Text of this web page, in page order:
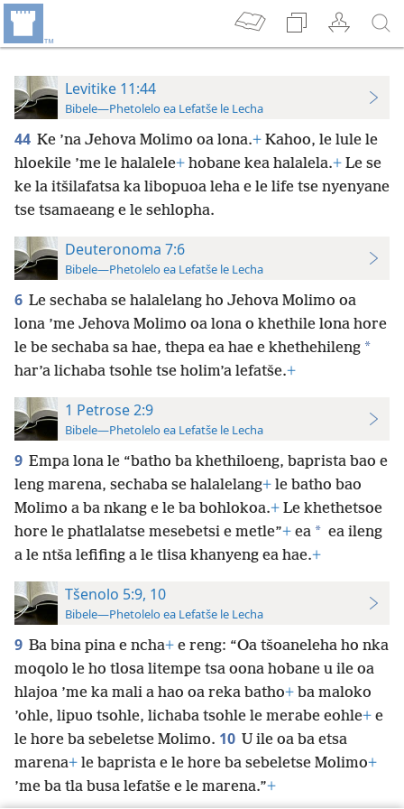
Levitike 11:44
Bibele—Phetolelo ea Lefatše le Lecha
44 Ke ’na Jehova Molimo oa lona.+ Kahoo, le lule le
hloekile ’me le halalele+ hobane kea halalela.+ Le se
ke la itšilafatsa ka libopuoa leha e le life tse nyenyane
tse tsamaeang e le sehlopha.
Deuteronoma 7:6
Bibele—Phetolelo ea Lefatše le Lecha
6 Le sechaba se halalelang ho Jehova Molimo oa
lona ’me Jehova Molimo oa lona o khethile lona hore
le be sechaba sa hae, thepa ea hae e khethehileng *
har’a lichaba tsohle tse holim’a lefatše.+
1 Petrose 2:9
Bibele—Phetolelo ea Lefatše le Lecha
9 Empa lona le “batho ba khethiloeng, baprista bao e
leng marena, sechaba se halalelang+ le batho bao
Molimo a ba nkang e le ba bohlokoa.+ Le khethetsoe
hore le phatlalatse mesebetsi e metle”+ ea * ea ileng
a le ntša lefifing a le tlisa khanyeng ea hae.+
Tšenolo 5:9, 10
Bibele—Phetolelo ea Lefatše le Lecha
9 Ba bina pina e ncha+ e reng: “Oa tšoaneleha ho nka
moqolo le ho tlosa litempe tsa oona hobane u ile oa
hlajoa ’me ka mali a hao oa reka batho+ ba maloko
’ohle, lipuo tsohle, lichaba tsohle le merabe eohle+ e
le hore ba sebeletse Molimo. 10 U ile oa ba etsa
marena+ le baprista e le hore ba sebeletse Molimo+
’me ba tla busa lefatše e le marena.”+